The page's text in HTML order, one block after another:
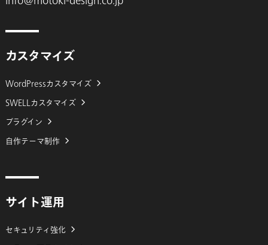
カスタマイズ
WordPressカスタマイズ
SWELLカスタマイズ
プラグイン
自作テーマ制作
サイト運用
セキュリティ強化